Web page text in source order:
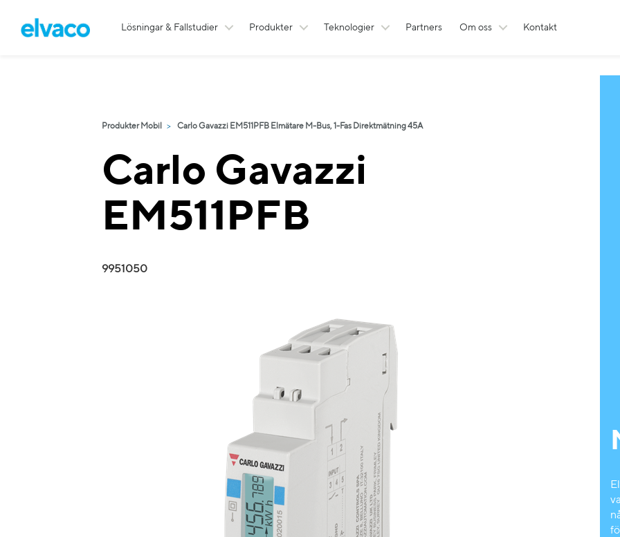
Lösningar & Fallstudier Produkter Teknologier Partners Om oss Kontakt
Produkter Mobil Carlo Gavazzi EM511PFB Elmätare M-Bus, 1-Fas Direktmätning 45A
Carlo Gavazzi
EM511PFB
9951050